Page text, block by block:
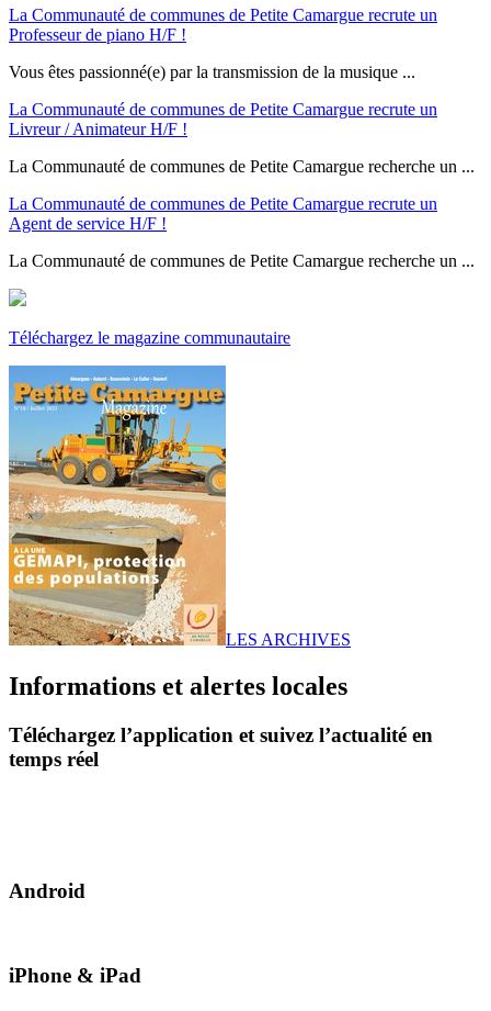
La Communauté de communes de Petite Camargue recrute un
Professeur de piano H/F !
Vous êtes passionné(e) par la transmission de la musique ...
La Communauté de communes de Petite Camargue recrute un
Livreur / Animateur H/F !
La Communauté de communes de Petite Camargue recherche un ...
La Communauté de communes de Petite Camargue recrute un
Agent de service H/F !
La Communauté de communes de Petite Camargue recherche un ...
Téléchargez le magazine communautaire
LES ARCHIVES
Informations et alertes locales
Téléchargez l’application et suivez l’actualité en
temps réel
Android
iPhone & iPad